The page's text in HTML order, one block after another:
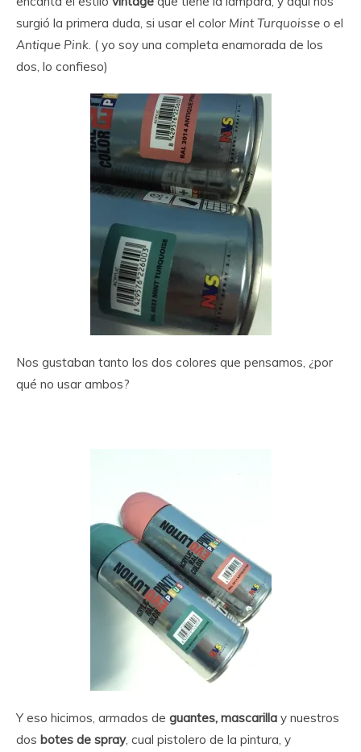
surgió la primera duda, si usar el color Mint Turquoisse o el
Antique Pink. ( yo soy una completa enamorada de los
dos, lo confieso)
Nos gustaban tanto los dos colores que pensamos, ¿por
qué no usar ambos?
Y eso hicimos, armados de guantes, mascarilla y nuestros
dos botes de spray, cual pistolero de la pintura, y